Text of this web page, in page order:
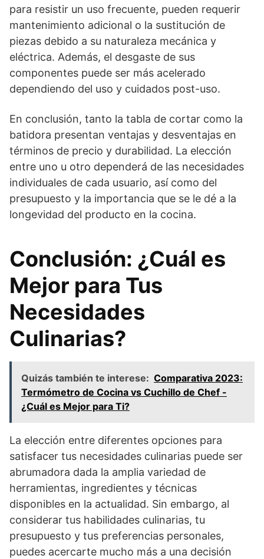
para resistir un uso frecuente, pueden requerir
mantenimiento adicional o la sustitución de
piezas debido a su naturaleza mecánica y
eléctrica. Además, el desgaste de sus
componentes puede ser más acelerado
dependiendo del uso y cuidados post-uso.
En conclusión, tanto la tabla de cortar como la
batidora presentan ventajas y desventajas en
términos de precio y durabilidad. La elección
entre uno u otro dependerá de las necesidades
individuales de cada usuario, así como del
presupuesto y la importancia que se le dé a la
longevidad del producto en la cocina.
Conclusión: ¿Cuál es
Mejor para Tus
Necesidades
Culinarias?
Quizás también te interese: Comparativa 2023:
Termómetro de Cocina vs Cuchillo de Chef -
¿Cuál es Mejor para Ti?
La elección entre diferentes opciones para
satisfacer tus necesidades culinarias puede ser
abrumadora dada la amplia variedad de
herramientas, ingredientes y técnicas
disponibles en la actualidad. Sin embargo, al
considerar tus habilidades culinarias, tu
presupuesto y tus preferencias personales,
puedes acercarte mucho más a una decisión